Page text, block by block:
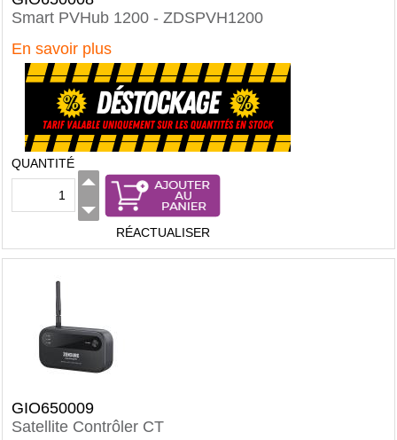
Smart PVHub 1200 - ZDSPVH1200
En savoir plus
QUANTITÉ
RÉACTUALISER
GIO650009
Satellite Contrôler CT